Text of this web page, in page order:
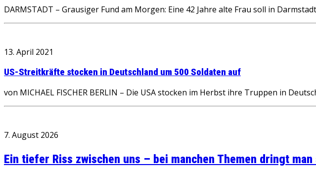
DARMSTADT – Grausiger Fund am Morgen: Eine 42 Jahre alte Frau soll in
13. April 2021
US-Streitkräfte stocken in Deutschland um 500 Soldaten auf
von MICHAEL FISCHER BERLIN – Die USA stocken im Herbst ihre Truppen in
7. August 2026
Ein tiefer Riss zwischen uns – bei manchen Themen dringt